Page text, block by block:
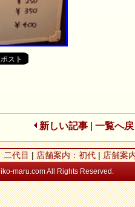
新しい記事| 一覧へ戻
二代目|店舗案内：初代|店舗案
maru.com All Rights Reserved.